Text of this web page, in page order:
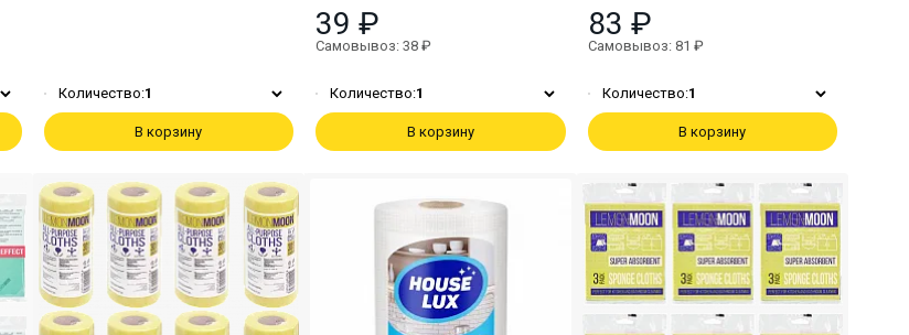
Количество:1
В корзину
39 ₽
Самовывоз: 38 ₽
Количество:1
В корзину
83 ₽
Самовывоз: 81 ₽
Количество:1
В корзину